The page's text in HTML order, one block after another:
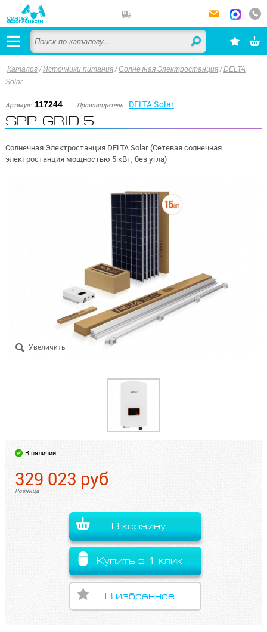
Каталог/Источники питания /Солнечная Электростанция /DELTA
Solar
Артикул: 117244 Производитель: DELTA Solar
SPP-GRID 5
Солнечная Электростанция DELTA Solar (Сетевая солнечная
электростанция мощностью 5 кВт, без угла)
В наличии
329 023 руб
Розница
В корзину
Купить в 1 клик
В избранное